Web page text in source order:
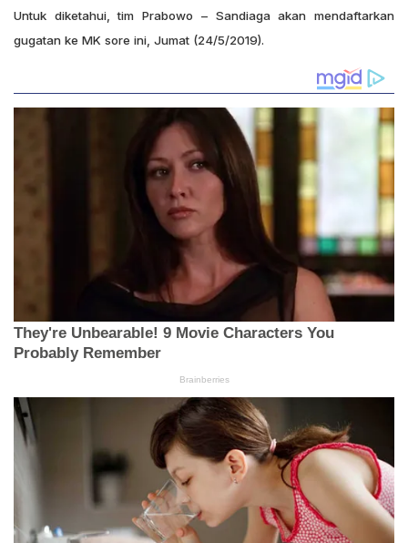
Untuk diketahui, tim Prabowo – Sandiaga akan mendaftarkan
gugatan ke MK sore ini, Jumat (24/5/2019).